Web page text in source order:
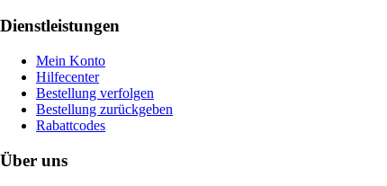
Dienstleistungen
Mein Konto
Hilfecenter
Bestellung verfolgen
Bestellung zurückgeben
Rabattcodes
Über uns